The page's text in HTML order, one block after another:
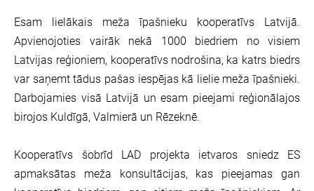
Esam lielākais meža īpašnieku kooperatīvs Latvijā.
Apvienojoties vairāk nekā 1000 biedriem no visiem
Latvijas reģioniem, kooperatīvs nodrošina, ka katrs biedrs
var saņemt tādus pašas iespējas kā lielie meža īpašnieki.
Darbojamies visā Latvijā un esam pieejami reģionālajos
birojos Kuldīgā, Valmierā un Rēzeknē.
Kooperatīvs šobrīd LAD projekta ietvaros sniedz ES
apmaksātas meža konsultācijas, kas pieejamas gan